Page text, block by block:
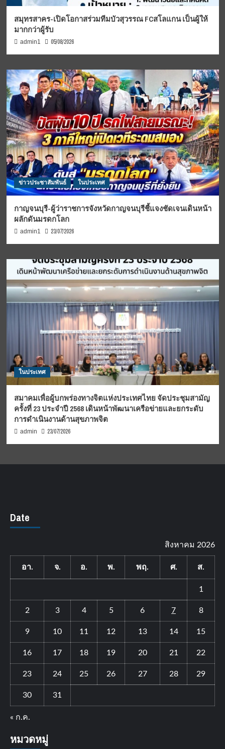
สมุทรสาคร-เปิดโอกาสร่วมทีมบัวสุวรรณ FCสโลแกน เป็นผู้ให้
มากกว่าผู้รับ
admin1 05/08/2026
ข่าวประชาสัมพันธ์ ในประเทศ
กาญจนบุรี-ผู้ว่าราชการจังหวัดกาญจนบุรีชี้แจงชัดเจนเดินหน้า
ผลักดันมรดกโลก
admin1 23/07/2026
ในประเทศ
สมาคมเพื่อผู้บกพร่องทางจิตแห่งประเทศไทย จัดประชุมสามัญ
ครั้งที่ 23 ประจำปี 2568 เดินหน้าพัฒนาเครือข่ายและยกระดับ
การดำเนินงานด้านสุขภาพจิต
admin 23/07/2026
Date
สิงหาคม 2026
อา. จ. อ. พ. พฤ. ศ. ส.
1
2 3 4 5 6 7 8
9 10 11 12 13 14 15
16 17 18 19 20 21 22
23 24 25 26 27 28 29
30 31
« ก.ค.
หมวดหมู่